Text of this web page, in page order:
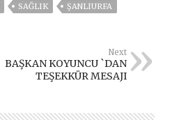
SAĞLIK
ŞANLIURFA
Next
BAŞKAN KOYUNCU `DAN
TEŞEKKÜR MESAJI